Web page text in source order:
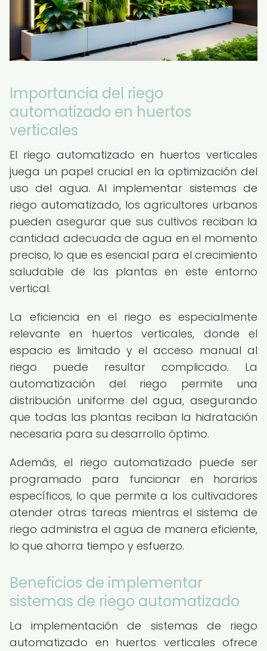
Importancia del riego
automatizado en huertos
verticales
El riego automatizado en huertos verticales
juega un papel crucial en la optimización del
uso del agua. Al implementar sistemas de
riego automatizado, los agricultores urbanos
pueden asegurar que sus cultivos reciban la
cantidad adecuada de agua en el momento
preciso, lo que es esencial para el crecimiento
saludable de las plantas en este entorno
vertical.
La eficiencia en el riego es especialmente
relevante en huertos verticales, donde el
espacio es limitado y el acceso manual al
riego puede resultar complicado. La
automatización del riego permite una
distribución uniforme del agua, asegurando
que todas las plantas reciban la hidratación
necesaria para su desarrollo óptimo.
Además, el riego automatizado puede ser
programado para funcionar en horarios
específicos, lo que permite a los cultivadores
atender otras tareas mientras el sistema de
riego administra el agua de manera eficiente,
lo que ahorra tiempo y esfuerzo.
Beneficios de implementar
sistemas de riego automatizado
La implementación de sistemas de riego
automatizado en huertos verticales ofrece